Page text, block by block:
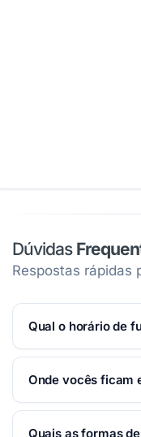
Dúvidas
Respostas rápidas
Qual o horário de
Atendemos
na página.
Onde vocês ficam
Estamos na
Quais as formas